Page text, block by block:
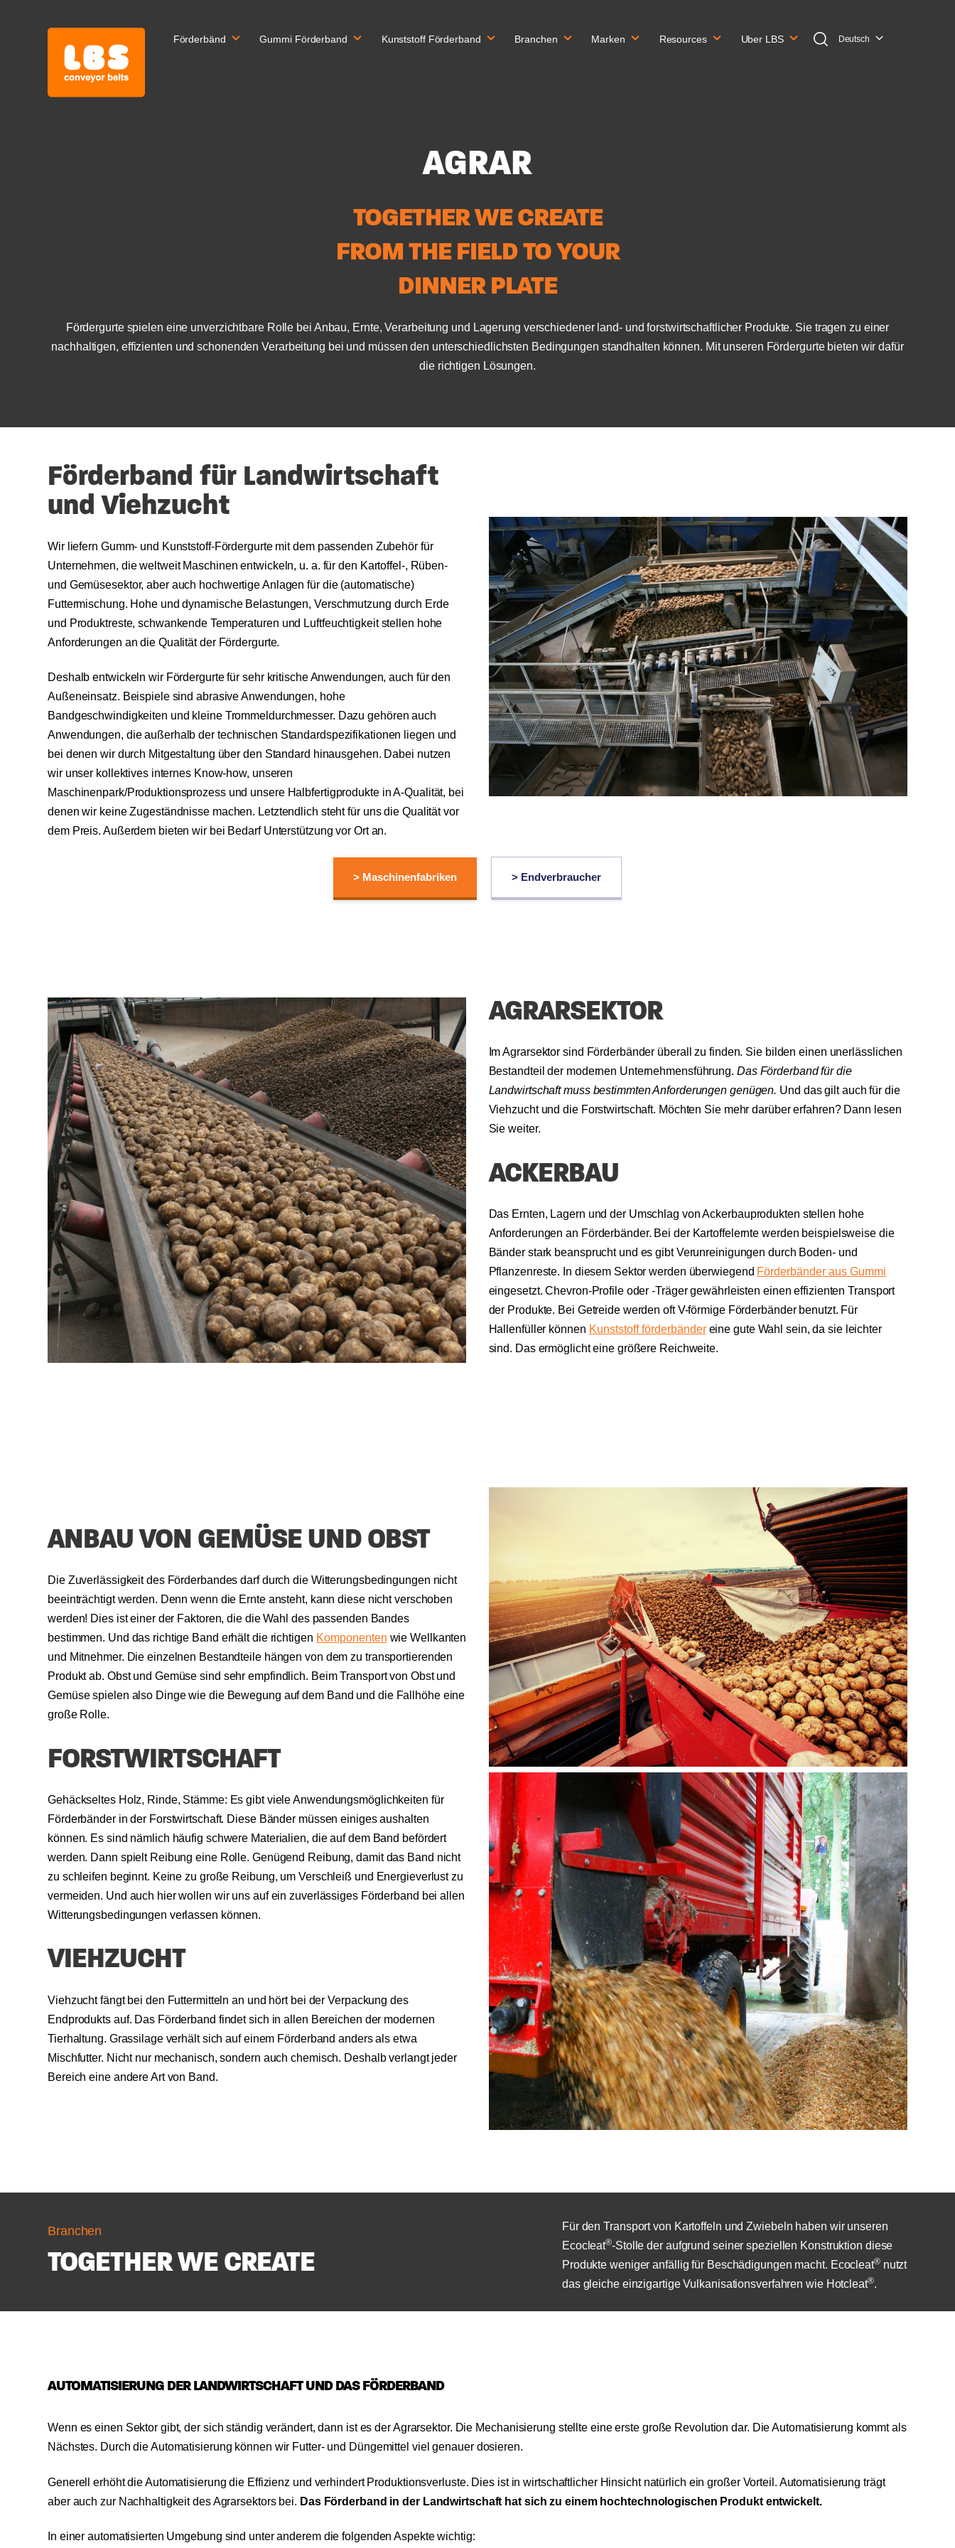
Förderbänd Gummi Förderband Kunststoff Förderband Branchen Marken Resources Uber LBS Deutsch
AGRAR
TOGETHER WE CREATE
FROM THE FIELD TO YOUR
DINNER PLATE
Fördergurte spielen eine unverzichtbare Rolle bei Anbau, Ernte, Verarbeitung und Lagerung verschiedener land- und forstwirtschaftlicher Produkte. Sie tragen zu einer
nachhaltigen, effizienten und schonenden Verarbeitung bei und müssen den unterschiedlichsten Bedingungen standhalten können. Mit unseren Fördergurte bieten wir dafür
die richtigen Lösungen.
Förderband für Landwirtschaft
und Viehzucht
Wir liefern Gumm- und Kunststoff-Fördergurte mit dem passenden Zubehör für
Unternehmen, die weltweit Maschinen entwickeln, u. a. für den Kartoffel-, Rüben-
und Gemüsesektor, aber auch hochwertige Anlagen für die (automatische)
Futtermischung. Hohe und dynamische Belastungen, Verschmutzung durch Erde
und Produktreste, schwankende Temperaturen und Luftfeuchtigkeit stellen hohe
Anforderungen an die Qualität der Fördergurte.
Deshalb entwickeln wir Fördergurte für sehr kritische Anwendungen, auch für den
Außeneinsatz. Beispiele sind abrasive Anwendungen, hohe
Bandgeschwindigkeiten und kleine Trommeldurchmesser. Dazu gehören auch
Anwendungen, die außerhalb der technischen Standardspezifikationen liegen und
bei denen wir durch Mitgestaltung über den Standard hinausgehen. Dabei nutzen
wir unser kollektives internes Know-how, unseren
Maschinenpark/Produktionsprozess und unsere Halbfertigprodukte in A-Qualität, bei
denen wir keine Zugeständnisse machen. Letztendlich steht für uns die Qualität vor
dem Preis. Außerdem bieten wir bei Bedarf Unterstützung vor Ort an.
> Maschinenfabriken > Endverbraucher
AGRARSEKTOR
Im Agrarsektor sind Förderbänder überall zu finden. Sie bilden einen unerlässlichen
Bestandteil der modernen Unternehmensführung. Das Förderband für die
Landwirtschaft muss bestimmten Anforderungen genügen. Und das gilt auch für die
Viehzucht und die Forstwirtschaft. Möchten Sie mehr darüber erfahren? Dann lesen
Sie weiter.
ACKERBAU
Das Ernten, Lagern und der Umschlag von Ackerbauprodukten stellen hohe
Anforderungen an Förderbänder. Bei der Kartoffelernte werden beispielsweise die
Bänder stark beansprucht und es gibt Verunreinigungen durch Boden- und
Pflanzenreste. In diesem Sektor werden überwiegend Förderbänder aus Gummi
eingesetzt. Chevron-Profile oder -Träger gewährleisten einen effizienten Transport
der Produkte. Bei Getreide werden oft V-förmige Förderbänder benutzt. Für
Hallenfüller können Kunststoff förderbänder eine gute Wahl sein, da sie leichter
sind. Das ermöglicht eine größere Reichweite.
ANBAU VON GEMÜSE UND OBST
Die Zuverlässigkeit des Förderbandes darf durch die Witterungsbedingungen nicht
beeinträchtigt werden. Denn wenn die Ernte ansteht, kann diese nicht verschoben
werden! Dies ist einer der Faktoren, die die Wahl des passenden Bandes
bestimmen. Und das richtige Band erhält die richtigen Komponenten wie Wellkanten
und Mitnehmer. Die einzelnen Bestandteile hängen von dem zu transportierenden
Produkt ab. Obst und Gemüse sind sehr empfindlich. Beim Transport von Obst und
Gemüse spielen also Dinge wie die Bewegung auf dem Band und die Fallhöhe eine
große Rolle.
FORSTWIRTSCHAFT
Gehäckseltes Holz, Rinde, Stämme: Es gibt viele Anwendungsmöglichkeiten für
Förderbänder in der Forstwirtschaft. Diese Bänder müssen einiges aushalten
können. Es sind nämlich häufig schwere Materialien, die auf dem Band befördert
werden. Dann spielt Reibung eine Rolle. Genügend Reibung, damit das Band nicht
zu schleifen beginnt. Keine zu große Reibung, um Verschleiß und Energieverlust zu
vermeiden. Und auch hier wollen wir uns auf ein zuverlässiges Förderband bei allen
Witterungsbedingungen verlassen können.
VIEHZUCHT
Viehzucht fängt bei den Futtermitteln an und hört bei der Verpackung des
Endprodukts auf. Das Förderband findet sich in allen Bereichen der modernen
Tierhaltung. Grassilage verhält sich auf einem Förderband anders als etwa
Mischfutter. Nicht nur mechanisch, sondern auch chemisch. Deshalb verlangt jeder
Bereich eine andere Art von Band.
Branchen
TOGETHER WE CREATE
Für den Transport von Kartoffeln und Zwiebeln haben wir unseren
Ecocleat®-Stolle der aufgrund seiner speziellen Konstruktion diese
Produkte weniger anfällig für Beschädigungen macht. Ecocleat®nutzt
das gleiche einzigartige Vulkanisationsverfahren wie Hotcleat®.
AUTOMATISIERUNG DER LANDWIRTSCHAFT UND DAS FÖRDERBAND
Wenn es einen Sektor gibt, der sich ständig verändert, dann ist es der Agrarsektor. Die Mechanisierung stellte eine erste große Revolution dar. Die Automatisierung kommt als
Nächstes. Durch die Automatisierung können wir Futter- und Düngemittel viel genauer dosieren.
Generell erhöht die Automatisierung die Effizienz und verhindert Produktionsverluste. Dies ist in wirtschaftlicher Hinsicht natürlich ein großer Vorteil. Automatisierung trägt
aber auch zur Nachhaltigkeit des Agrarsektors bei. Das Förderband in der Landwirtschaft hat sich zu einem hochtechnologischen Produkt entwickelt.
In einer automatisierten Umgebung sind unter anderem die folgenden Aspekte wichtig: